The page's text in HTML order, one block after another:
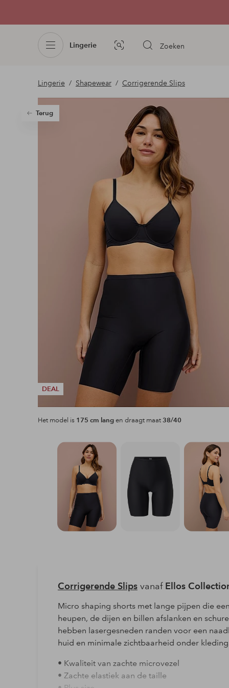
Lingerie
Afbeelding
Zoeken
Lingerie Shapewear Corrigerende Slips
Terug
DEAL
Het model is 175 cm langen draagt maat38/40
Corrigerende Slipsvanaf Ellos
Micro shaping shorts met lange pijpen die
heupen, de dijen en billen afslanken en
hebben lasergesneden randen voor een
huid en minimale zichtbaarheid onder
• Kwaliteit van zachte microvezel
• Zachte elastiek aan de taille